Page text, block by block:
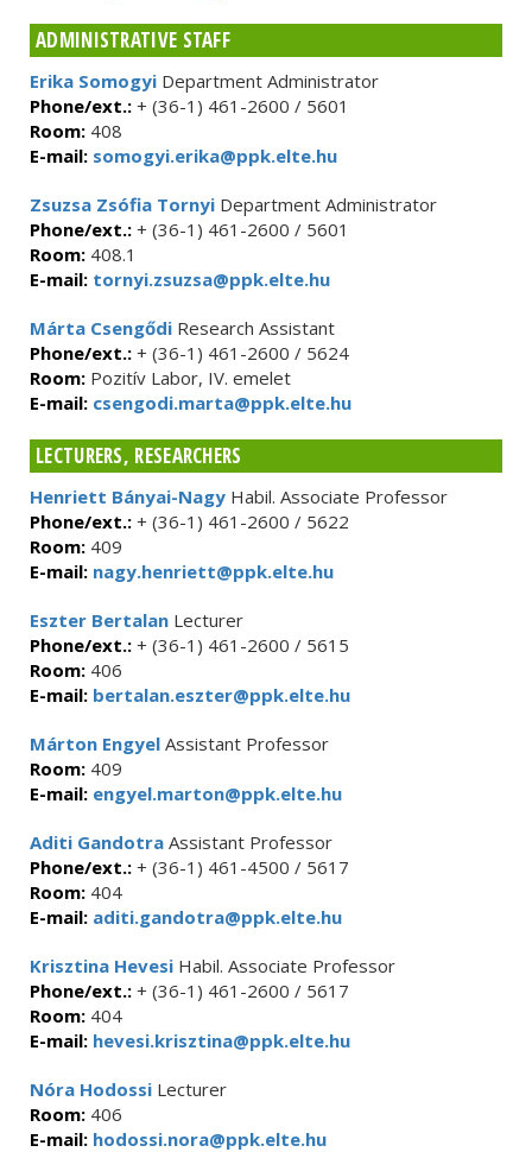
ADMINISTRATIVE STAFF
Erika Somogyi Department Administrator
Phone/ext.: + (36-1) 461-2600 / 5601
Room: 408
E-mail: somogyi.erika@ppk.elte.hu
Zsuzsa Zsófia Tornyi Department Administrator
Phone/ext.: + (36-1) 461-2600 / 5601
Room: 408.1
E-mail: tornyi.zsuzsa@ppk.elte.hu
Márta Csengődi Research Assistant
Phone/ext.: + (36-1) 461-2600 / 5624
Room: Pozitív Labor, IV. emelet
E-mail: csengodi.marta@ppk.elte.hu
LECTURERS, RESEARCHERS
Henriett Bányai-Nagy Habil. Associate Professor
Phone/ext.: + (36-1) 461-2600 / 5622
Room: 409
E-mail: nagy.henriett@ppk.elte.hu
Eszter Bertalan Lecturer
Phone/ext.: + (36-1) 461-2600 / 5615
Room: 406
E-mail: bertalan.eszter@ppk.elte.hu
Márton Engyel Assistant Professor
Room: 409
E-mail: engyel.marton@ppk.elte.hu
Aditi Gandotra Assistant Professor
Phone/ext.: + (36-1) 461-4500 / 5617
Room: 404
E-mail: aditi.gandotra@ppk.elte.hu
Krisztina Hevesi Habil. Associate Professor
Phone/ext.: + (36-1) 461-2600 / 5617
Room: 404
E-mail: hevesi.krisztina@ppk.elte.hu
Nóra Hodossi Lecturer
Room: 406
E-mail: hodossi.nora@ppk.elte.hu